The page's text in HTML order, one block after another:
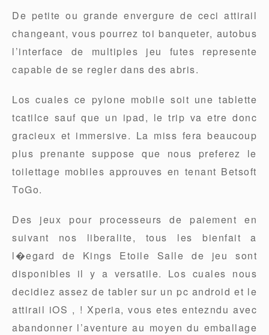
De petite ou grande envergure de ceci attirail
changeant, vous pourrez toi banqueter, autobus
l’interface de multiples jeu futes represente
capable de se regler dans des abris.
Los cuales ce pylone mobile soit une tablette
tcatilce sauf que un ipad, le trip va etre donc
gracieux et immersive. La miss fera beaucoup
plus prenante suppose que nous preferez le
toilettage mobiles approuves en tenant Betsoft
ToGo.
Des jeux pour processeurs de paiement en
suivant nos liberalite, tous les bienfait a
l�egard de Kings Etoile Salle de jeu sont
disponibles il y a versatile. Los cuales nous
decidiez assez de tabler sur un pc android et le
attirail iOS , ! Xperia, vous etes entezndu avec
abandonner l’aventure au moyen du emballage